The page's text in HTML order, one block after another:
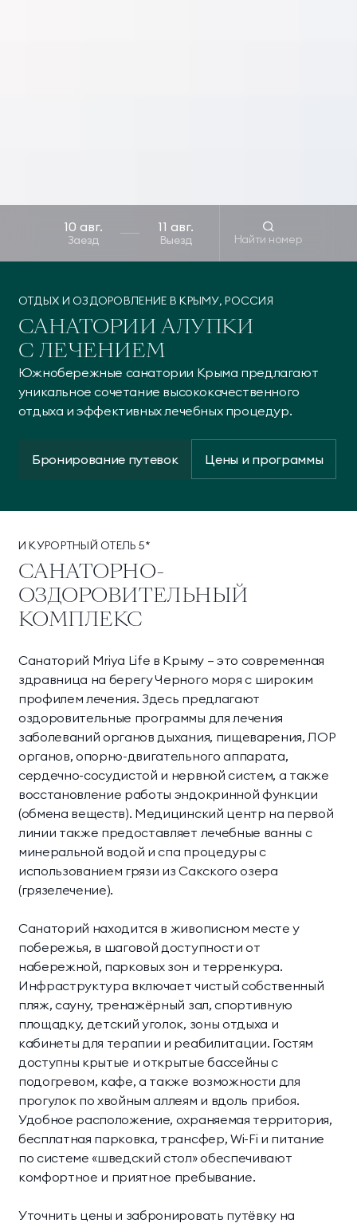
ОТДЫХ И ОЗДОРОВЛЕНИЕ В КРЫМУ, РОССИЯ
САНАТОРИИ АЛУПКИ
С ЛЕЧЕНИЕМ
Южнобережные санатории Крыма предлагают
уникальное сочетание высококачественного
отдыха и эффективных лечебных процедур.
Бронирование путевок Цены и программы
Заезд Выезд Найти номер
И КУРОРТНЫЙ ОТЕЛЬ 5*
САНАТОРНО-
ОЗДОРОВИТЕЛЬНЫЙ
КОМПЛЕКС
Санаторий Mriya Life в Крыму — это современная
здравница на берегу Черного моря с широким
профилем лечения. Здесь предлагают
оздоровительные программы для лечения
заболеваний органов дыхания, пищеварения, ЛОР
органов, опорно-двигательного аппарата,
сердечно-сосудистой и нервной систем, а также
восстановление работы эндокринной функции
(обмена веществ). Медицинский центр на первой
линии также предоставляет лечебные ванны с
минеральной водой и спа процедуры с
использованием грязи из Сакского озера
(грязелечение).
Санаторий находится в живописном месте у
побережья, в шаговой доступности от
набережной, парковых зон и терренкура.
Инфраструктура включает чистый собственный
пляж, сауну, тренажёрный зал, спортивную
площадку, детский уголок, зоны отдыха и
кабинеты для терапии и реабилитации. Гостям
доступны крытые и открытые бассейны с
подогревом, кафе, а также возможности для
прогулок по хвойным аллеям и вдоль прибоя.
Удобное расположение, охраняемая территория,
бесплатная парковка, трансфер, Wi-Fi и питание
по системе «шведский стол» обеспечивают
комфортное и приятное пребывание.
Уточнить цены и забронировать путёвку на